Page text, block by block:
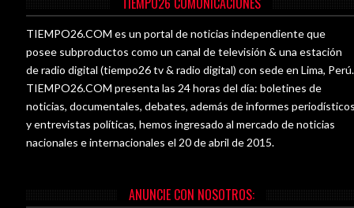
TIEMPO26.COM es un portal de noticias independiente que
posee subproductos como un canal de televisión & una estación
de radio digital (tiempo26 tv & radio digital) con sede en Lima, Perú.
TIEMPO26.COM presenta las 24 horas del día: boletines de
noticias, documentales, debates, además de informes
y entrevistas políticas, hemos ingresado al mercado de noticias
nacionales e internacionales el 20 de abril de 2015.
ANUNCIE CON NOSOTROS: